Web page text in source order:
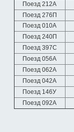
Поезд 212А
Поезд 276П
Поезд 010А
Поезд 240П
Поезд 397С
Поезд 056А
Поезд 062А
Поезд 042А
Поезд 146У
Поезд 092А